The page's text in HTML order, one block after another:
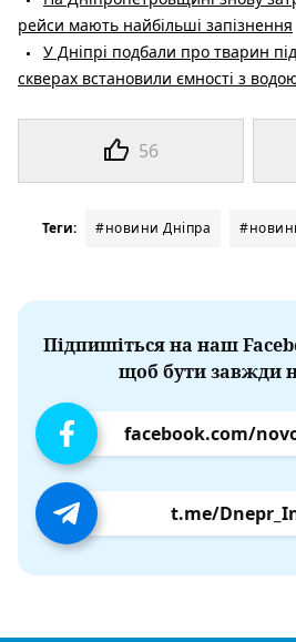
56
рейси мають найбільші запізнення
У Дніпрі подбали про тварин
скверах встановили ємності з
Теги: #новини Дніпра
Підпишіться на наш
щоб бути завжди
t.me/